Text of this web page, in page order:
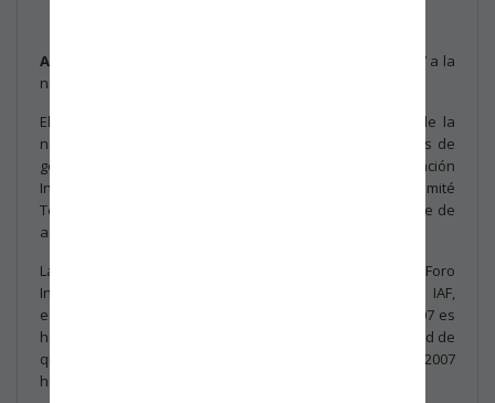
Asunto:
Plan de transición de la norma ISO 28000:2007 a la
norma ISO 28000:2022.
El día 15 de marzo de 2022 se realizó la publicación de la
norma ISO 28000:2022 “Seguridad y Resiliencia. Sistemas de
gestión de seguridad - Requisitos.” por la Organización
Internacional de Normalización – ISO, como labor del Comité
Técnico ISO/TC 292 “Security and resilience”, responsable de
actualizar la versión antecesora del 2007.
La Organización Internacional de Normalización - ISO y el Foro
Internacional de Organismos de Acreditación – IAF,
establecieron que la vigencia de la norma ISO 28000:2007 es
hasta el
, lo cual implica la necesidad de
que las Organizaciones certificadas con la versión 2007
hagan su transición antes del